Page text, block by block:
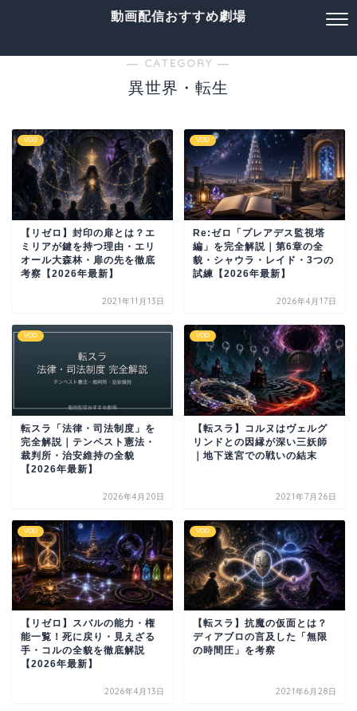
動画配信おすすめ劇場
― CATEGORY ―
異世界・転生
VOD
【リゼロ】封印の扉とは？エ
ミリアが鍵を持つ理由・エリ
オール大森林・扉の先を徹底
考察【2026年最新】
2021年11月13日
VOD
Re:ゼロ「プレアデス監視塔
編」を完全解説｜第6章の全
貌・シャウラ・レイド・3つの
試練【2026年最新】
2026年4月17日
VOD
転スラ「法律・司法制度」を
完全解説｜テンペスト憲法・
裁判所・治安維持の全貌
【2026年最新】
2026年4月20日
VOD
【転スラ】コルヌはヴェルグ
リンドとの因縁が深い三妖師
｜地下迷宮での戦いの結末
2021年7月26日
VOD
【リゼロ】スバルの能力・権
能一覧！死に戻り・見えざる
手・コルの全貌を徹底解説
【2026年最新】
2026年4月13日
VOD
【転スラ】抗魔の仮面とは？
ディアブロの言及した「無限
の時間圧」を考察
2021年6月28日